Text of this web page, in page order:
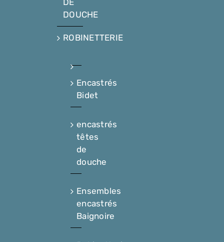
DE
DOUCHE
ROBINETTERIE
Encastrés
Bidet
encastrés
têtes
de
douche
Ensembles
encastrés
Baignoire